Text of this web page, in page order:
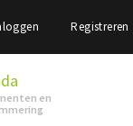
Registreren
en